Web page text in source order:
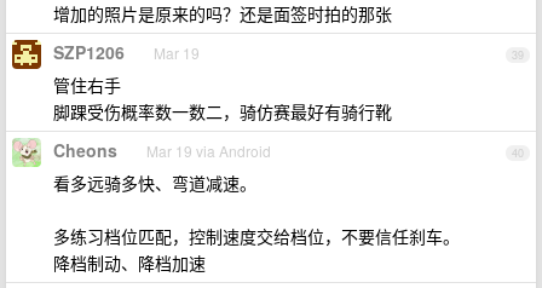
增加的照片是原来的吗？还是面签时拍的那张
39
SZP1206 Mar 19
管住右手
脚踝受伤概率数一数二，骑仿赛最好有骑行靴
40
Cheons Mar 19 via Android
看多远骑多快、弯道减速。
多练习档位匹配，控制速度交给档位，不要信任刹车。
降档制动、降档加速